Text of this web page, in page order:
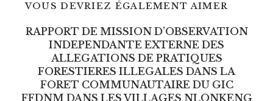
VOUS DEVRIEZ ÉGALEMENT AIMER
RAPPORT DE MISSION D’OBSERVATION
INDEPENDANTE EXTERNE DES
ALLEGATIONS DE PRATIQUES
FORESTIERES ILLEGALES DANS LA
FORET COMMUNAUTAIRE DU GIC
FFDNM DANS LES VILLAGES NLONKENG